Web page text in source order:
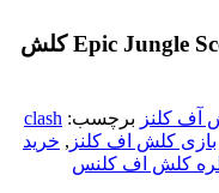
خرید منظره جنگل حماسی Epic Jungle Scenery کلش
آف کلنز برچسب: clash
بازی کلش اف کلنز , خرید
کلش اف کلنس